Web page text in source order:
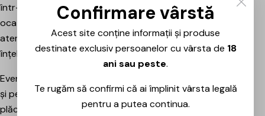
într-o atmosferă relaxată. Fiecare întâlnire este o
ocazie de a explora vinuri, spumante sau alte băuturi
atent alese, prezentate și explicate pe scurt pentru a
înțelege mai bine stilul, originea și caracterul fiecăruia.
Evenimentele sunt potrivite atât pentru pasionați, cât
și pentru cei care vor pur și simplu să petreacă o seară
plăcută între prieteni, să descopere băuturi noi și să
Confirmare vârstă
Acest site conține informații și produse
destinate exclusiv persoanelor cu vârsta de 18
ani sau peste.
Te rugăm să confirmi că ai împlinit vârsta legală
pentru a putea continua.